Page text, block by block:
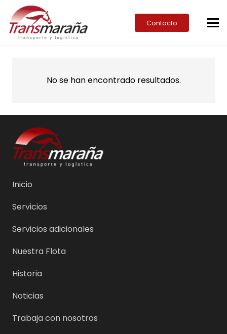
Contacto
No se han encontrado resultados.
Inicio
Servicios
Servicios adicionales
Nuestra Flota
Historia
Noticias
Trabaja con nosotros